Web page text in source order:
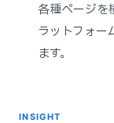
各種ページを
ラットフォー
ます。
INSIGHT